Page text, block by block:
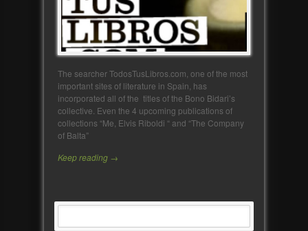
The searcher TodosTusLibros.com, one of the most
important sites of literature in Spain, has
incorporated all of the titles of the Bono Bidari’s
collective. Even the 4 upcoming publications of
collections “Me, Elvis Riboldi “ and “The Company
of Balta”
Keep reading →